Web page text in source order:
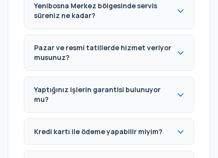
Yenibosna Merkez bölgesinde servis
süreniz ne kadar?
Pazar ve resmi tatillerde hizmet veriyor
musunuz?
Yaptığınız işlerin garantisi bulunuyor
mu?
Kredi kartı ile ödeme yapabilir miyim?